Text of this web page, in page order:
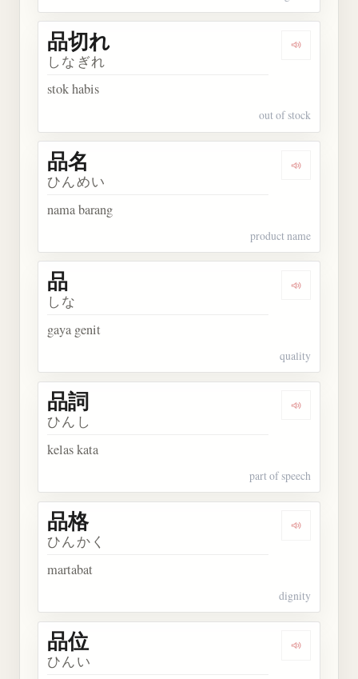
Dengarkan
品切れ
しなぎれ
stok habis
out of stock
Dengarkan
品名
ひんめい
nama barang
product name
Dengarkan
品
しな
gaya genit
quality
Dengarkan
品詞
ひんし
kelas kata
part of speech
Dengarkan
品格
ひんかく
martabat
dignity
Dengarkan
品位
ひんい